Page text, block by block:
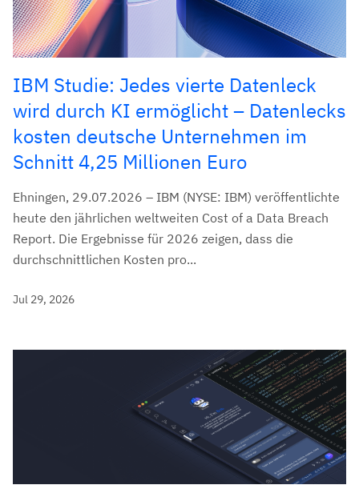
IBM Studie: Jedes vierte Datenleck
wird durch KI ermöglicht – Datenlecks
kosten deutsche Unternehmen im
Schnitt 4,25 Millionen Euro
Ehningen, 29.07.2026 – IBM (NYSE: IBM) veröffentlichte
heute den jährlichen weltweiten Cost of a Data Breach
Report. Die Ergebnisse für 2026 zeigen, dass die
durchschnittlichen Kosten pro...
Jul 29, 2026